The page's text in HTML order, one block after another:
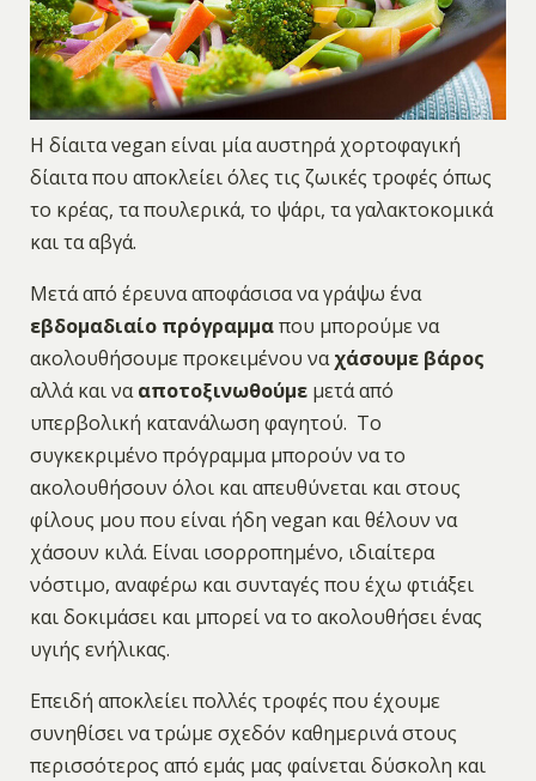
Η δίαιτα vegan είναι μία αυστηρά χορτοφαγική
δίαιτα που αποκλείει όλες τις ζωικές τροφές όπως
το κρέας, τα πουλερικά, το ψάρι, τα γαλακτοκομικά
και τα αβγά.
Μετά από έρευνα αποφάσισα να γράψω ένα
εβδομαδιαίο πρόγραμμαπου μπορούμε να
ακολουθήσουμε προκειμένου ναχάσουμε βάρος
αλλά και νααποτοξινωθούμεμετά από
υπερβολική κατανάλωση φαγητού. Το
συγκεκριμένο πρόγραμμα μπορούν να το
ακολουθήσουν όλοι και απευθύνεται και στους
φίλους μου που είναι ήδη vegan και θέλουν να
χάσουν κιλά. Είναι ισορροπημένο, ιδιαίτερα
νόστιμο, αναφέρω και συνταγές που έχω φτιάξει
και δοκιμάσει και μπορεί να το ακολουθήσει ένας
υγιής ενήλικας.
Επειδή αποκλείει πολλές τροφές που έχουμε
συνηθίσει να τρώμε σχεδόν καθημερινά στους
περισσότερος από εμάς μας φαίνεται δύσκολη και